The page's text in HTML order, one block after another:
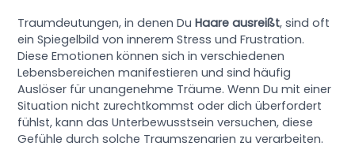
Traumdeutungen, in denen DuHaare ausreißt, sind oft
ein Spiegelbild von innerem Stress und Frustration.
Diese Emotionen können sich in verschiedenen
Lebensbereichen manifestieren und sind häufig
Auslöser für unangenehme Träume. Wenn Du mit einer
Situation nicht zurechtkommst oder dich überfordert
fühlst, kann das Unterbewusstsein versuchen, diese
Gefühle durch solche Traumszenarien zu verarbeiten.